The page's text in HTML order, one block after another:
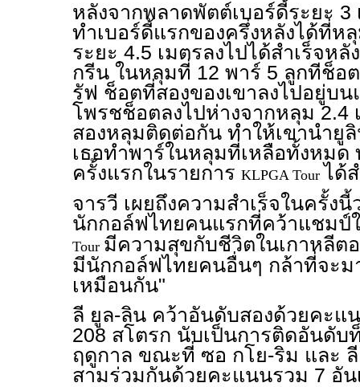
หลังจากพลาดพัตต์เบอร์ดี้ระยะ 3
ทำเบอร์ดี้แรกของครึ่งหลังได้ที่ห
ระยะ 4.5 เมตรลงไปได้สำเร็จห
กรีน ในหลุมที่ 12 พาร์ 5 ลูกทีช็อ
รัฟ ช็อตที่สองของเขาลงไปอยู่บ
โพรชช็อตลงไปห่างจากหลุม 2.4
สองหลุมติดต่อกัน ทำให้เขานำยู
เธอทำพาร์ในหลุมที่เหลือทั้งหมด
ครั้งแรกในรายการ KLPGA Tour ได้
จารวี เผยถึงความสำเร็จในครั้ง
นักกอล์ฟไทยคนแรกที่คว้าแชมป์
Tour มีความสุขกับชีวิตในเกาหลีต
มีนักกอล์ฟไทยคนอื่นๆ กล้าที่จะม
เหมือนกัน"
ลี ยูล-ลิน คว้าอันดับสองด้วยคะแ
208 สโตรก นับเป็นการติดอันดับ
ฤดูกาล ขณะที่ ซอ กโย-ริม และ
สามร่วมกันด้วยคะแนนรวม 7 อัน